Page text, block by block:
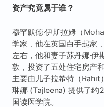
资产究竟属于谁？
穆罕默德·伊斯拉姆（
学家，他在英国白手起家
左右，他和妻子苏丹娜·
敦，投资了五处住宅房产
主要由儿子拉希特（Rahit
琳娜 (Tajleena) 提供了约
国读医学院。